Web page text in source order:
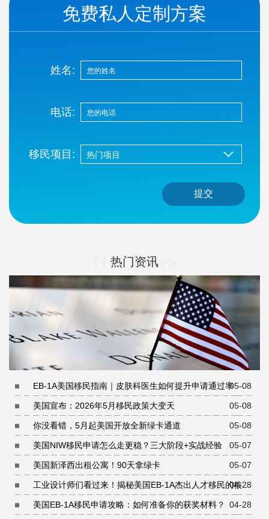
免费私人定制方案
姓名:
电话:
移民项目:
提交
Hot News
热门资讯
05-08
EB-1A美国移民指南｜皮肤科医生如何提升申请通过率
05-08
美国宣布：2026年5月移民政策大变天
05-08
你没看错，5月起美国开放全新绿卡通道
05-07
美国NIW移民申请怎么走更稳？三大阶段+实战经验
05-07
美国新泽西出租公寓！90天拿绿卡
04-28
工业设计师们看过来！揭秘美国EB-1A杰出人才移民的核心
条件 04-28
美国EB-1A移民申请攻略：如何准备你的获奖材料？